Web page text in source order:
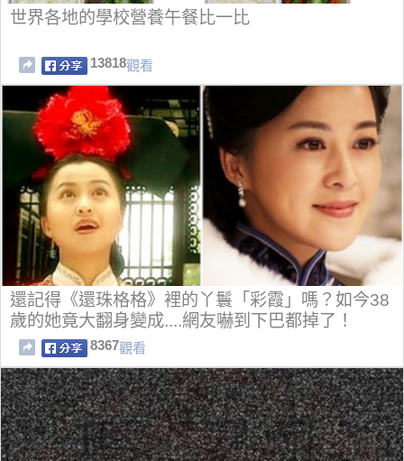
世界各地的學校營養午餐比一比
13818觀看
還記得《還珠格格》裡的丫鬟「彩霞」嗎？如今38
歲的她竟大翻身變成....網友嚇到下巴都掉了！
8367觀看